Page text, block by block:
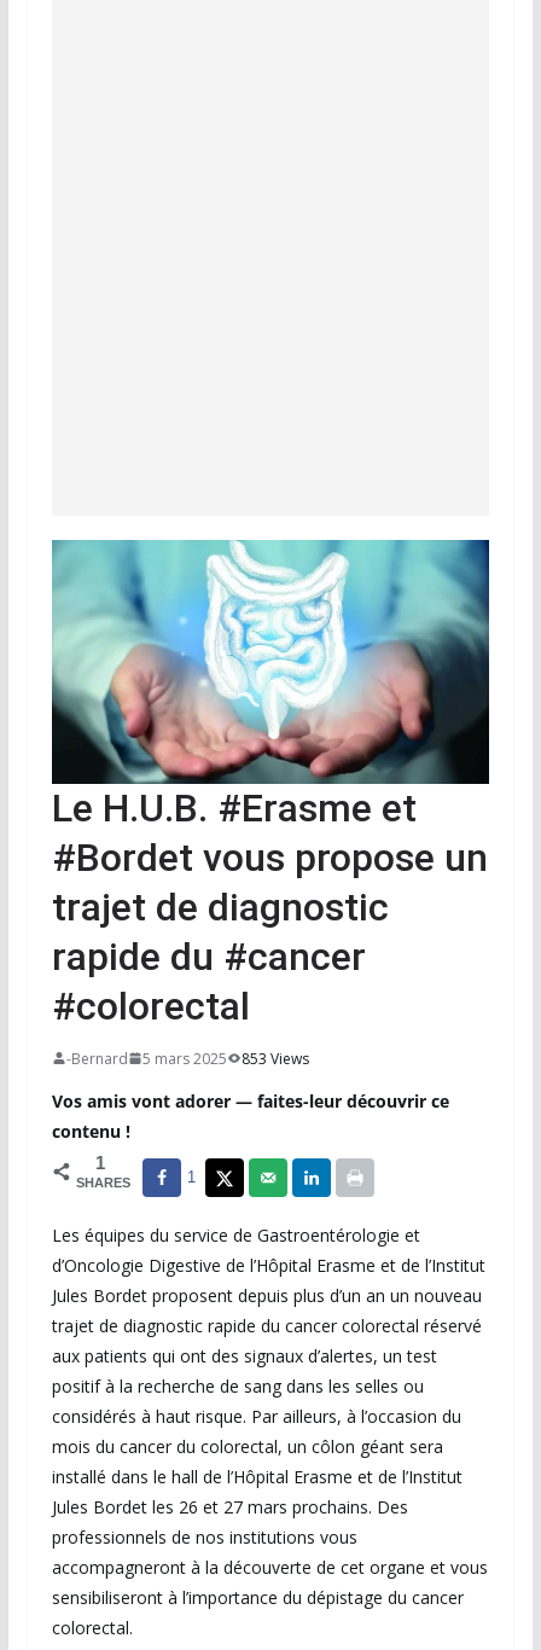
Le H.U.B. #Erasme et
#Bordet vous propose un
trajet de diagnostic
rapide du #cancer
#colorectal
-Bernard 5 mars 2025 853 Views
Vos amis vont adorer — faites-leur découvrir ce
contenu !
1
SHARES 1
Les équipes du service de Gastroentérologie et
d’Oncologie Digestive de l’Hôpital Erasme et de l’Institut
Jules Bordet proposent depuis plus d’un an un nouveau
trajet de diagnostic rapide du cancer colorectal réservé
aux patients qui ont des signaux d’alertes, un test
positif à la recherche de sang dans les selles ou
considérés à haut risque. Par ailleurs, à l’occasion du
mois du cancer du colorectal, un côlon géant sera
installé dans le hall de l’Hôpital Erasme et de l’Institut
Jules Bordet les 26 et 27 mars prochains. Des
professionnels de nos institutions vous
accompagneront à la découverte de cet organe et vous
sensibiliseront à l’importance du dépistage du cancer
colorectal.